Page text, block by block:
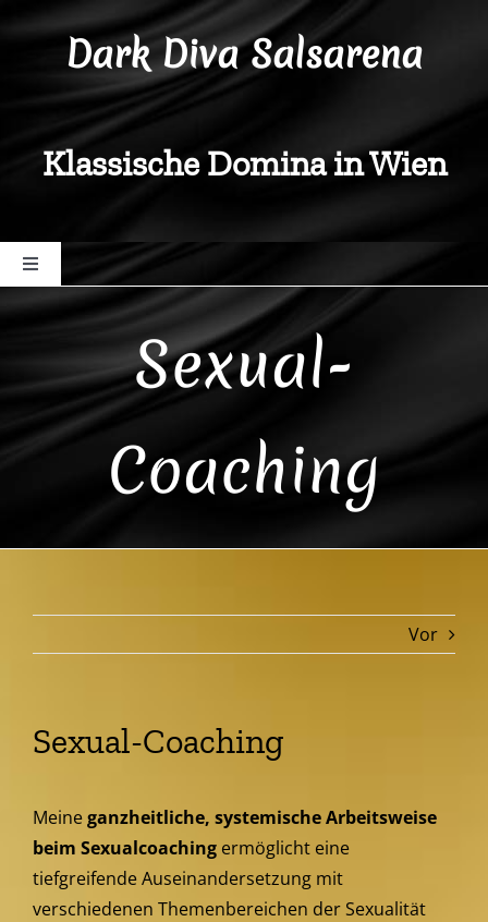
springenDark Diva Salsarena
Klassische Domina in Wien
Toggle
Navigation
Diva Salsarena
Behandlungen
Coaching-Vielfalt
Kontakt
Newsletter
Sexual-
Coaching
Vor
Sexual-Coaching
Meineganzheitliche, systemische Arbeitsweise
beim Sexualcoaching ermöglicht eine
tiefgreifende Auseinandersetzung mit
verschiedenen Themenbereichen der Sexualität